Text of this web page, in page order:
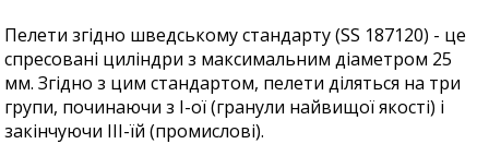
Пелети згідно шведському стандарту (SS 187120) - це
спресовані циліндри з максимальним діаметром 25
мм. Згідно з цим стандартом, пелети діляться на три
групи, починаючи з I-ої (гранули найвищої якості) і
закінчуючи III-їй (промислові).